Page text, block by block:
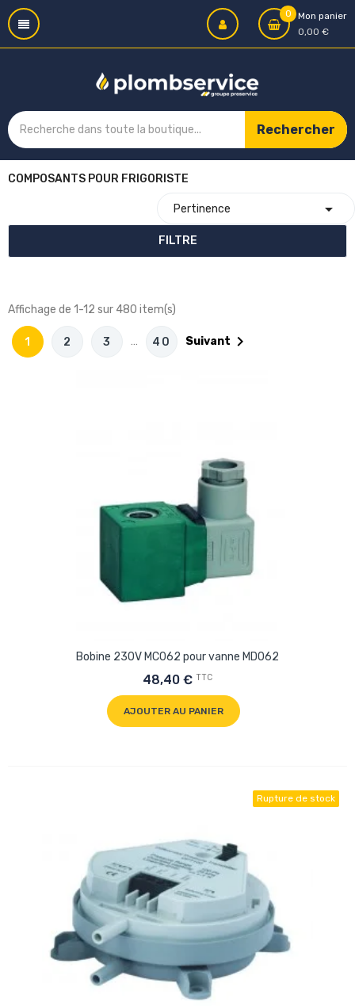
0
Mon panier
0,00 €
Rechercher
COMPOSANTS POUR FRIGORISTE
Pertinence 
FILTRE
Affichage de 1-12 sur 480 item(s)
1 2 3 … 40 Suivant 
Bobine 230V MC062 pour vanne MD062
48,40 € TTC
AJOUTER AU PANIER
Rupture de stock